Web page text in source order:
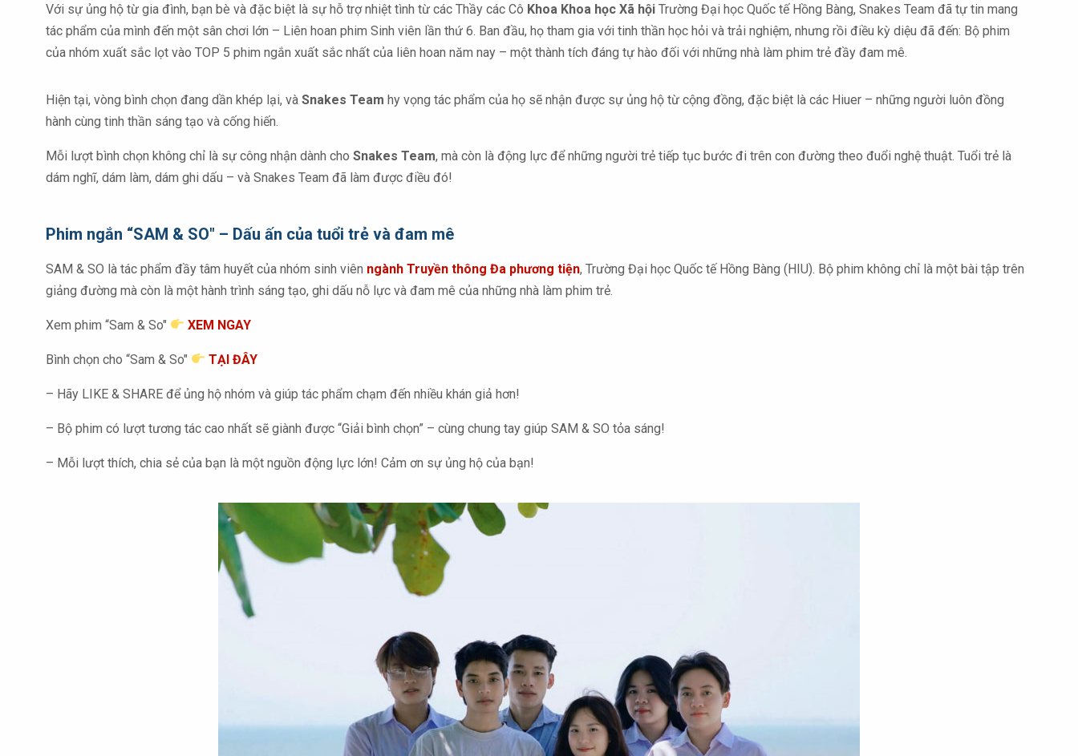
Với sự ủng hộ từ gia đình, bạn bè và đặc biệt là sự hỗ trợ nhiệt tình từ các Thầy các Cô Khoa Khoa học Xã hội Trường Đại học Quốc tế Hồng Bàng, Snakes Team đã tự tin mang
tác phẩm của mình đến một sân chơi lớn – Liên hoan phim Sinh viên lần thứ 6. Ban đầu, họ tham gia với tinh thần học hỏi và trải nghiệm, nhưng rồi điều kỳ diệu đã đến: Bộ phim
của nhóm xuất sắc lọt vào TOP 5 phim ngắn xuất sắc nhất của liên hoan năm nay – một thành tích đáng tự hào đối với những nhà làm phim trẻ đầy đam mê.
Hiện tại, vòng bình chọn đang dần khép lại, và Snakes Team hy vọng tác phẩm của họ sẽ nhận được sự ủng hộ từ cộng đồng, đặc biệt là các Hiuer – những người luôn đồng
hành cùng tinh thần sáng tạo và cống hiến.
Mỗi lượt bình chọn không chỉ là sự công nhận dành cho Snakes Team, mà còn là động lực để những người trẻ tiếp tục bước đi trên con đường theo đuổi nghệ thuật. Tuổi trẻ là
dám nghĩ, dám làm, dám ghi dấu – và Snakes Team đã làm được điều đó!
Phim ngắn “SAM & SO" – Dấu ấn của tuổi trẻ và đam mê
SAM & SO là tác phẩm đầy tâm huyết của nhóm sinh viên ngành Truyền thông Đa phương tiện, Trường Đại học Quốc tế Hồng Bàng (HIU). Bộ phim không chỉ là một bài tập trên
giảng đường mà còn là một hành trình sáng tạo, ghi dấu nỗ lực và đam mê của những nhà làm phim trẻ.
Xem phim “Sam & So" XEM NGAY
Bình chọn cho “Sam & So" TẠI ĐÂY
– Hãy LIKE & SHARE để ủng hộ nhóm và giúp tác phẩm chạm đến nhiều khán giả hơn!
– Bộ phim có lượt tương tác cao nhất sẽ giành được “Giải bình chọn” – cùng chung tay giúp SAM & SO tỏa sáng!
– Mỗi lượt thích, chia sẻ của bạn là một nguồn động lực lớn! Cảm ơn sự ủng hộ của bạn!